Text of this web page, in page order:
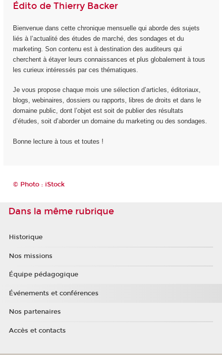
Édito de Thierry Backer
Bienvenue dans cette chronique mensuelle qui aborde des sujets
liés à l’actualité des études de marché, des sondages et du
marketing. Son contenu est à destination des auditeurs qui
cherchent à étayer leurs connaissances et plus globalement à tous
les curieux intéressés par ces thématiques.
Je vous propose chaque mois une sélection d’articles, éditoriaux,
blogs, webinaires, dossiers ou rapports, libres de droits et dans le
domaine public, dont l’objet est soit de publier des résultats
d’études, soit d’aborder un domaine du marketing ou des sondages.
Bonne lecture à tous et toutes !
© Photo : iStock
Dans la même rubrique
Historique
Nos missions
Équipe pédagogique
Événements et conférences
Nos partenaires
Accès et contacts